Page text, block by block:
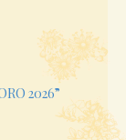
2026”